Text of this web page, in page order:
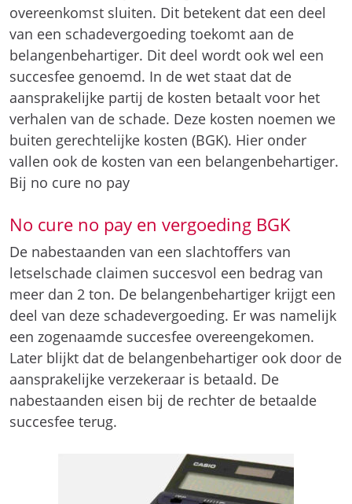
overeenkomst sluiten. Dit betekent dat een deel
van een schadevergoeding toekomt aan de
belangenbehartiger. Dit deel wordt ook wel een
succesfee genoemd. In de wet staat dat de
aansprakelijke partij de kosten betaalt voor het
verhalen van de schade. Deze kosten noemen we
buiten gerechtelijke kosten (BGK). Hier onder
vallen ook de kosten van een belangenbehartiger.
Bij no cure no pay
No cure no pay en vergoeding BGK
De nabestaanden van een slachtoffers van
letselschade claimen succesvol een bedrag van
meer dan 2 ton. De belangenbehartiger krijgt een
deel van deze schadevergoeding. Er was namelijk
een zogenaamde succesfee overeengekomen.
Later blijkt dat de belangenbehartiger ook door de
aansprakelijke verzekeraar is betaald. De
nabestaanden eisen bij de rechter de betaalde
succesfee terug.